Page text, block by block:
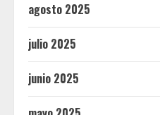
agosto 2025
julio 2025
junio 2025